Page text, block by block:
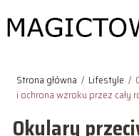
Strona główna / Lifestyle /
i ochrona wzroku przez cały
Okulary